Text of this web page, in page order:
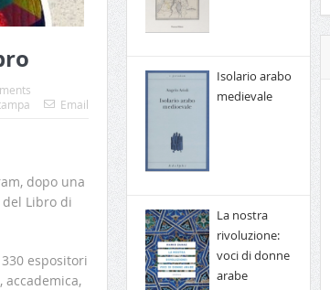
Email
dopo una
Libro di
espositori
Isolario arabo
medievale
La nostra
rivoluzione:
voci di donne
arabe